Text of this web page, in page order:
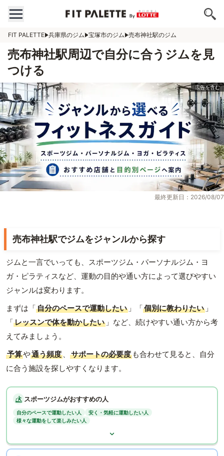
FIT PALETTE 兵庫県のジム 宝塚市のジム 売布神社駅のジム
売布神社駅周辺で自分に合うジムを見
つける
最終更新日：2026/08/07
売布神社駅でジムをジャンルから探す
ジムと一言でいっても、スポーツジム・パーソナルジム・ヨ
ガ・ピラティスなど、運動の目的や通い方によって選びやすい
ジャンルは変わります。
まずは「自分のペースで運動したい 」「個別に教わりたい 」
「レッスンで体を動かしたい 」など、続けやすい通い方から考
えてみましょう。
予算や通う頻度 、 サポートの必要度 も合わせて見ると、自分
に合う施設を探しやすくなります。
スポーツジムがおすすめの人
自分のペースで運動したい人
安く・気軽に運動したい人
様々な運動をして楽しみたい人